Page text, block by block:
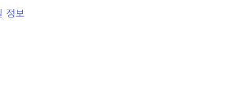
정보